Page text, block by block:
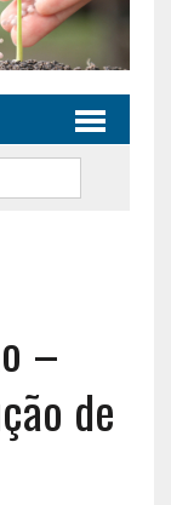
–
de